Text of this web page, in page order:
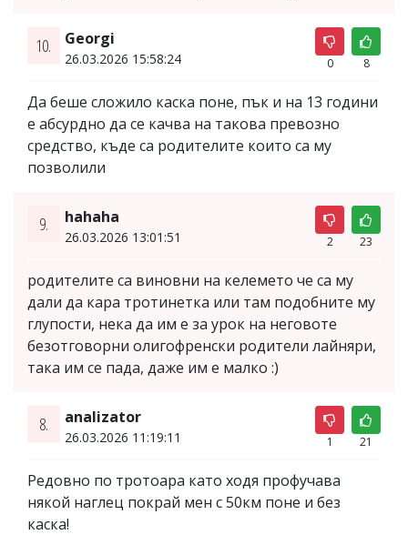
10. Georgi
26.03.2026 15:58:24 0 8
Да беше сложило каска поне, пък и на 13 години
е абсурдно да се качва на такова превозно
средство, къде са родителите които са му
позволили
9. hahaha
26.03.2026 13:01:51 2 23
родителите са виновни на келемето че са му
дали да кара тротинетка или там подобните му
глупости, нека да им е за урок на неговоте
безотговорни олигофренски родители лайняри,
така им се пада, даже им е малко :)
8. analizator
26.03.2026 11:19:11 1 21
Редовно по тротоара като ходя профучава
някой наглец покрай мен с 50км поне и без
каска!